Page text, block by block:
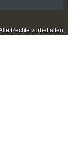
Rechte vorbehalten